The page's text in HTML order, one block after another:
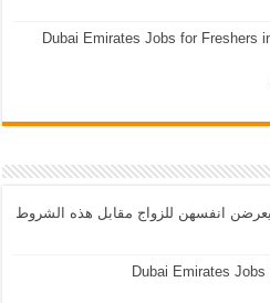
Dubai Emirates Jobs for Freshers
انفسهن للزواج مقابل هذه الشروط
Dubai Emirates